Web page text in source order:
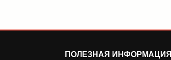
ПОЛЕЗНАЯ ИНФОРМАЦИЯ